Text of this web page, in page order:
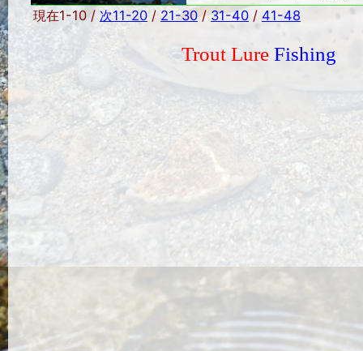
現在1-10 / 次11-20/ 21-30/31-40 / 41-48
Trout Lure Fishing